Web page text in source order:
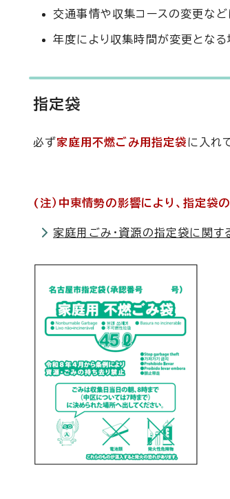
交通事情や収集コースの変更など
年度により収集時間が変更となる
指定袋
必ず家庭用不燃ごみ用指定袋に入れ
(注）中東情勢の影響により、指定袋
家庭用ごみ・資源の指定袋に関